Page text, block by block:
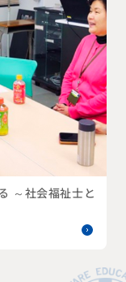
～社会福祉士と